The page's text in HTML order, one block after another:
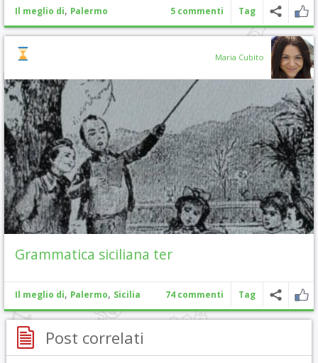
Il meglio di, Palermo 5 commenti Tag
Maria Cubito
Grammatica siciliana ter
Il meglio di, Palermo, Sicilia 74 commenti Tag
Post correlati